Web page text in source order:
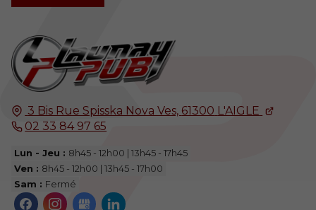
3 Bis Rue Spisska Nova Ves, 61300 L'AIGLE
02 33 84 97 65
Lun - Jeu : 8h45 - 12h00 | 13h45 - 17h45
Ven : 8h45 - 12h00 | 13h45 - 17h00
Sam : Fermé